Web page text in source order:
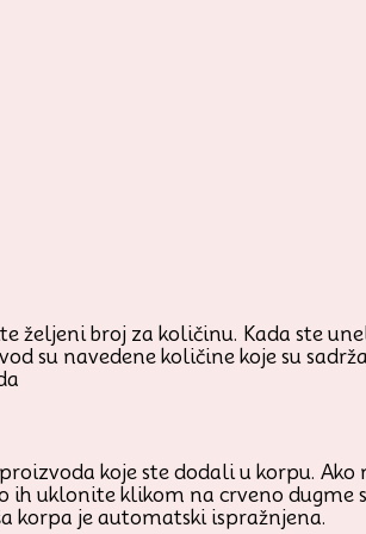
željeni broj za količinu. Kada ste
su navedene količine koje su
koje ste dodali u korpu.
uklonite klikom na crveno dugme
korpa je automatski ispražnjena.